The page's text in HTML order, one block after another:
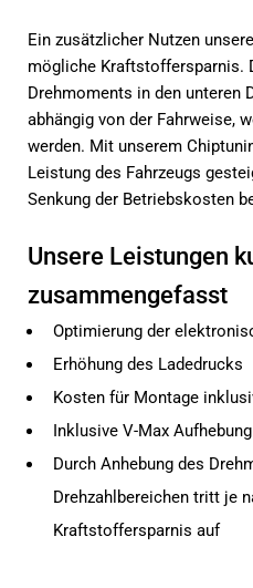
Ein zusätzlicher Nutzen
mögliche Kraftstoffersparnis.
Drehmoments in den unteren
abhängig von der Fahrweise,
werden. Mit unserem
Leistung des Fahrzeugs
Senkung der Betriebskosten
Unsere Leistungen
zusammengefasst
Optimierung der
Erhöhung des Ladedrucks
Kosten für Montage
Inklusive V-Max Aufhebung
Durch Anhebung des
Drehzahlbereichen tritt je
Kraftstoffersparnis auf